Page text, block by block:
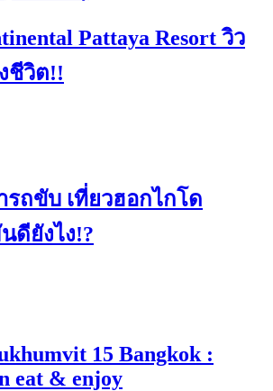
Pattaya Resort วิว
ชีวิต!!
รถขับ เที่ยวฮอกไกโด
ดียังไง!?
15 Bangkok :
eat & enjoy